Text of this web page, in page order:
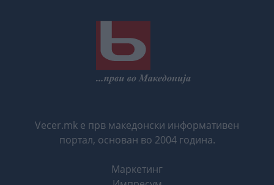
Vecer.mk е прв македонски информативен
портал, основан во 2004 година.
Маркетинг